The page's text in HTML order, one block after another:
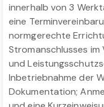
innerhalb von 3
eine
normgerechte
Stromanschlusses
und
Inbetriebnahme der
Dokumentation;